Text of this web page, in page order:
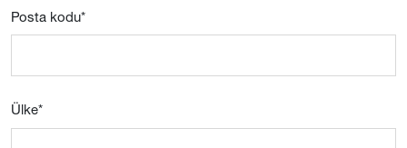
Posta kodu*
Ülke*